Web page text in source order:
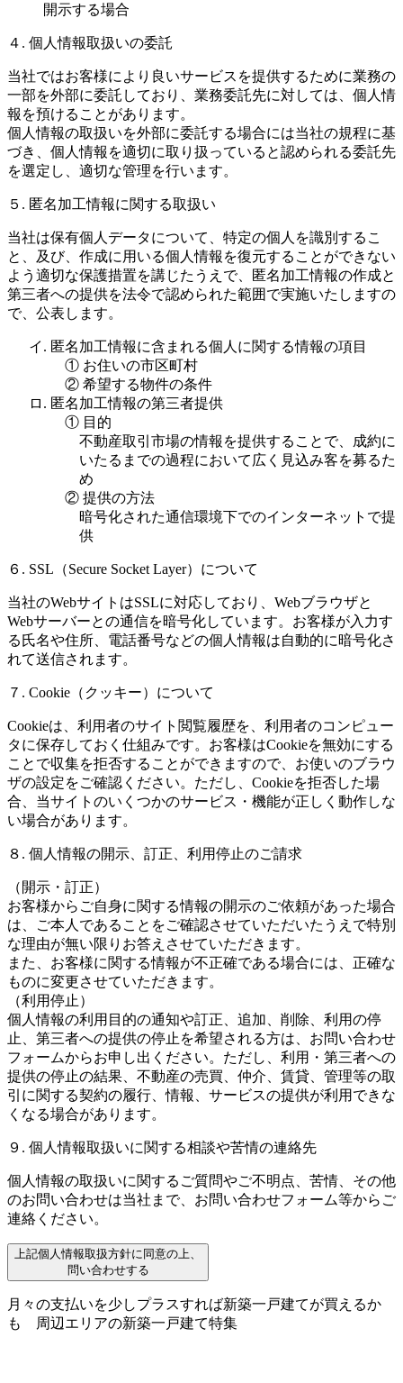
開示する場合
４. 個人情報取扱いの委託
当社ではお客様により良いサービスを提供するために業務の
一部を外部に委託しており、業務委託先に対しては、個人情
報を預けることがあります。
個人情報の取扱いを外部に委託する場合には当社の規程に基
づき、個人情報を適切に取り扱っていると認められる委託先
を選定し、適切な管理を行います。
５. 匿名加工情報に関する取扱い
当社は保有個人データについて、特定の個人を識別するこ
と、及び、作成に用いる個人情報を復元することができない
よう適切な保護措置を講じたうえで、匿名加工情報の作成と
第三者への提供を法令で認められた範囲で実施いたしますの
で、公表します。
イ. 匿名加工情報に含まれる個人に関する情報の項目
① お住いの市区町村
② 希望する物件の条件
ロ. 匿名加工情報の第三者提供
① 目的
不動産取引市場の情報を提供することで、成約に
いたるまでの過程において広く見込み客を募るた
め
② 提供の方法
暗号化された通信環境下でのインターネットで提
供
６. SSL（Secure Socket Layer）について
当社のWebサイトはSSLに対応しており、Webブラウザと
Webサーバーとの通信を暗号化しています。お客様が入力す
る氏名や住所、電話番号などの個人情報は自動的に暗号化さ
れて送信されます。
７. Cookie（クッキー）について
Cookieは、利用者のサイト閲覧履歴を、利用者のコンピュー
タに保存しておく仕組みです。お客様はCookieを無効にする
ことで収集を拒否することができますので、お使いのブラウ
ザの設定をご確認ください。ただし、Cookieを拒否した場
合、当サイトのいくつかのサービス・機能が正しく動作しな
い場合があります。
８. 個人情報の開示、訂正、利用停止のご請求
（開示・訂正）
お客様からご自身に関する情報の開示のご依頼があった場合
は、ご本人であることをご確認させていただいたうえで特別
な理由が無い限りお答えさせていただきます。
また、お客様に関する情報が不正確である場合には、正確な
ものに変更させていただきます。
（利用停止）
個人情報の利用目的の通知や訂正、追加、削除、利用の停
止、第三者への提供の停止を希望される方は、お問い合わせ
フォームからお申し出ください。ただし、利用・第三者への
提供の停止の結果、不動産の売買、仲介、賃貸、管理等の取
引に関する契約の履行、情報、サービスの提供が利用できな
くなる場合があります。
９. 個人情報取扱いに関する相談や苦情の連絡先
個人情報の取扱いに関するご質問やご不明点、苦情、その他
のお問い合わせは当社まで、お問い合わせフォーム等からご
連絡ください。
上記個人情報取扱方針に同意の上、
問い合わせする
月々の支払いを少しプラスすれば新築一戸建てが買えるか
も
周辺エリアの新築一戸建て特集